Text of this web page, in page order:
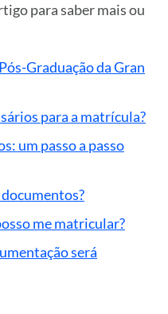
para saber mais ou
Graduação da Gran
para a matrícula?
um passo a passo
me matricular?
será